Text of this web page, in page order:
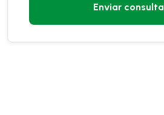
Enviar consulta